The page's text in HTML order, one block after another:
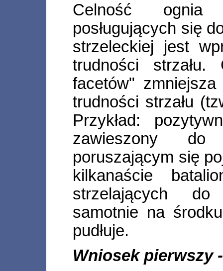
Celność ognia
posługujących się
strzeleckiej jest
trudności strzału.
facetów"
trudności strzału
Przykład:
zawieszony
poruszającym się
kilkanaście
strzelających do
samotnie na
pudłuje.
Wniosek pierwszy -